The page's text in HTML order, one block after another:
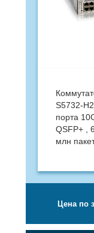
S5732-
порта
QSFP+ ,
млн
Цена по